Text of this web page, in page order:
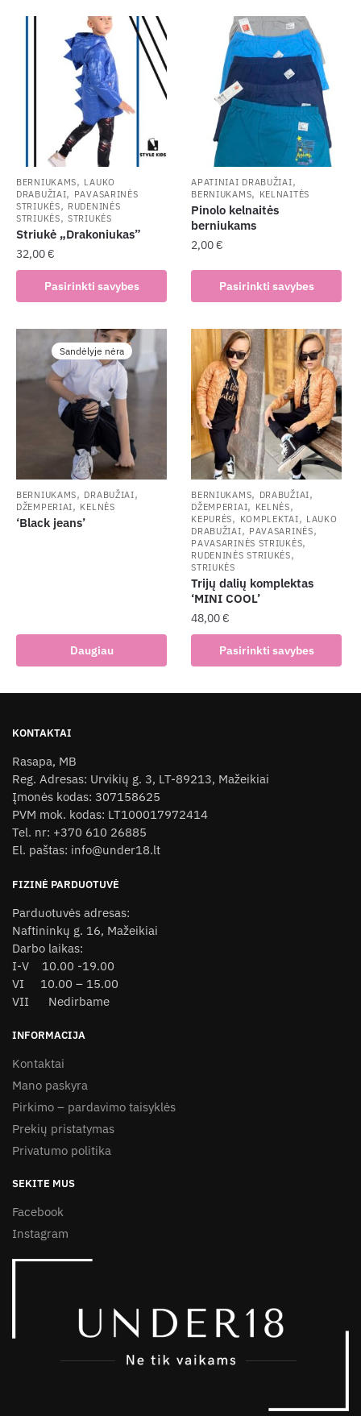
BERNIUKAMS, LAUKO
DRABUŽIAI, PAVASARINĖS
STRIUKĖS, RUDENINĖS
STRIUKĖS,STRIUKĖS
Striukė „Drakoniukas”
32,00€
Pasirinkti savybes
product
multiple
variants.
The
chosen
the
product
page
APATINIAI DRABUŽIAI,
BERNIUKAMS, KELNAITĖS
Pinolo kelnaitės
berniukams
2,00€
Pasirinkti savybes
This
product
multiple
variants.
The
options
may
be
chosen
on
the
product
page
Sandėlyje nėra
BERNIUKAMS, DRABUŽIAI,
DŽEMPERIAI, KELNĖS
‘Black jeans’
Daugiau
BERNIUKAMS, DRABUŽIAI,
DŽEMPERIAI, KELNĖS,
KEPURĖS, KOMPLEKTAI, LAUKO
DRABUŽIAI, PAVASARINĖS,
PAVASARINĖS STRIUKĖS,
RUDENINĖS STRIUKĖS,
STRIUKĖS
Trijų dalių komplektas
‘MINI COOL’
48,00€
Pasirinkti savybes
product
may
chosen
KONTAKTAI
Rasapa, MB
Reg. Adresas: Urvikių g. 3, LT-89213, Mažeikiai
Įmonės kodas: 307158625
PVM mok. kodas: LT100017972414
Tel. nr: +370 610 26885
El. paštas: info@under18.lt
FIZINĖ PARDUOTUVĖ
Parduotuvės adresas:
Naftininkų g. 16, Mažeikiai
Darbo laikas:
I-V 10.00 -19.00
VI 10.00 – 15.00
VII Nedirbame
INFORMACIJA
Kontaktai
Mano paskyra
Pirkimo – pardavimo taisyklės
Prekių pristatymas
Privatumo politika
SEKITE MUS
Facebook
Instagram